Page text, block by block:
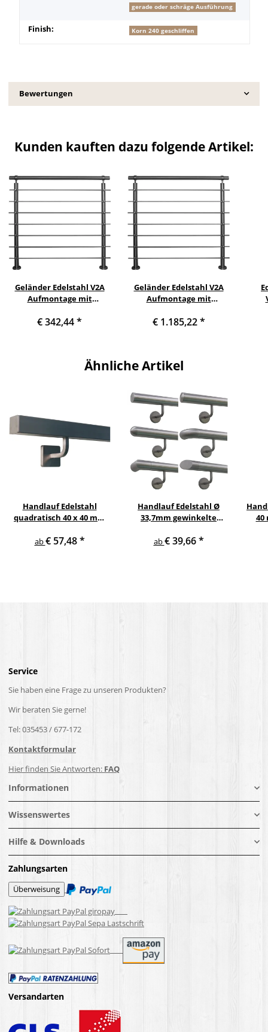
gerade oder schräge Ausführung
Finish: Korn 240 geschliffen
Bewertungen
Kunden kauften dazu folgende Artikel:
Geländer Edelstahl V2A
Aufmontage mit
Querstreben, Variante:
€ 342,44*
Geländer Edelstahl V2A
Aufmontage mit
Querstreben, Variante:
€ 1.185,22*
Ähnliche Artikel
Handlauf Edelstahl
quadratisch 40 x 40 mm
Edelstahlhalter
ab€ 57,48*
Handlauf Edelstahl Ø
33,7mm gewinkelte
ab€ 39,66*
40
Service
Sie haben eine Frage zu unseren Produkten?
Wir beraten Sie gerne!
Tel: 035453 / 677-172
Kontaktformular
Hier finden Sie Antworten: FAQ
Informationen
Wissenswertes
Hilfe & Downloads
Zahlungsarten
Versandarten